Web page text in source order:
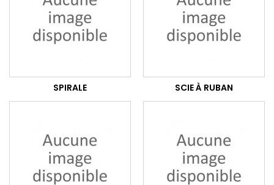
SPIRALE SCIE À RUBAN